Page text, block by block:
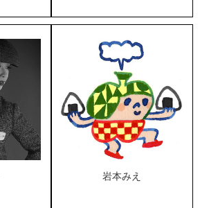
岩本みえ